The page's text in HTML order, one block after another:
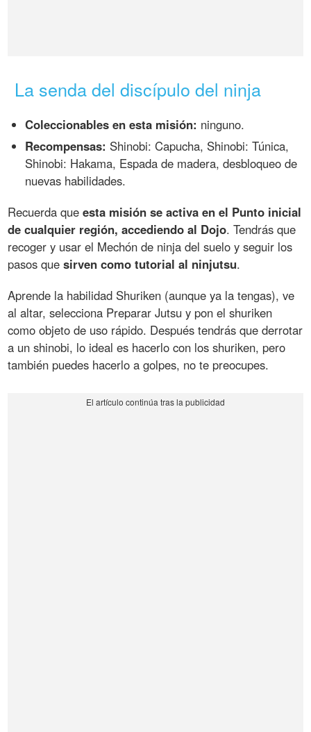
La senda del discípulo del ninja
Coleccionables en esta misión: ninguno.
Recompensas: Shinobi: Capucha, Shinobi: Túnica,
Shinobi: Hakama, Espada de madera, desbloqueo de
nuevas habilidades.
Recuerda queesta misión se activa en el Punto inicial
de cualquier región, accediendo al Dojo. Tendrás que
recoger y usar el Mechón de ninja del suelo y seguir los
pasos quesirven como tutorial al ninjutsu.
Aprende la habilidad Shuriken (aunque ya la tengas), ve
al altar, selecciona Preparar Jutsu y pon el shuriken
como objeto de uso rápido. Después tendrás que derrotar
a un shinobi, lo ideal es hacerlo con los shuriken, pero
también puedes hacerlo a golpes, no te preocupes.